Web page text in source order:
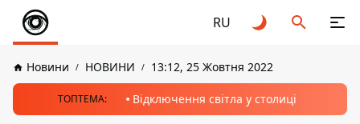
RU
Новини НОВИНИ 13:12, 25 Жовтня 2022
ТОПТЕМА: Відключення світла у столиці